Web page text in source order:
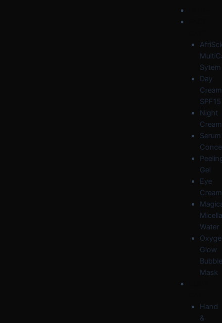
Sytem
Day
Cream
SPF15
Night
Cream
Serum
Gel
Eye
Cream
Water
Glow
Bubble
Mask
Hand
&
Menu